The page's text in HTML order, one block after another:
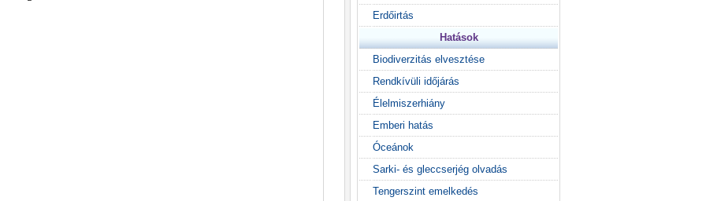
Erdőirtás
Hatások
Biodiverzitás elvesztése
Rendkívüli időjárás
Élelmiszerhiány
Emberi hatás
Óceánok
Sarki- és gleccserjég olvadás
Tengerszint emelkedés